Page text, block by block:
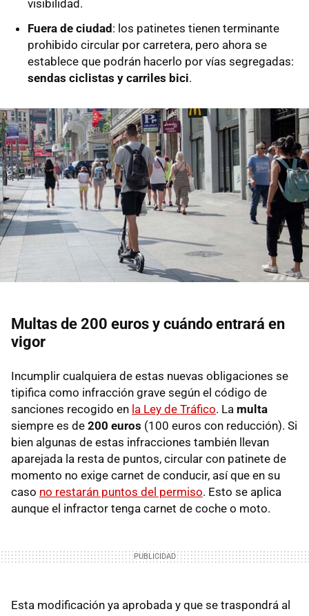
visibilidad.
Fuera de ciudad : los patinetes tienen terminante
prohibido circular por carretera, pero ahora se
establece que podrán hacerlo por vías segregadas:
sendas ciclistas y carriles bici.
Multas de 200 euros y cuándo entrará en
vigor
Incumplir cualquiera de estas nuevas obligaciones se
tipifica como infracción grave según el código de
sanciones recogido en la Ley de Tráfico. La multa
siempre es de 200 euros (100 euros con reducción). Si
bien algunas de estas infracciones también llevan
aparejada la resta de puntos, circular con patinete de
momento no exige carnet de conducir, así que en su
caso no restarán puntos del permiso. Esto se aplica
aunque el infractor tenga carnet de coche o moto.
Esta modificación ya aprobada y que se traspondrá al